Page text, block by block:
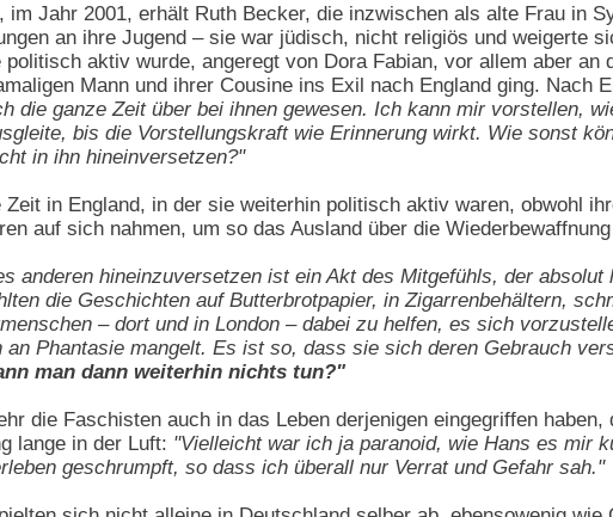
im Jahr 2001, erhält Ruth Becker, die inzwischen als alte Frau in
an ihre Jugend – sie war jüdisch, nicht religiös und weigerte
aktiv wurde, angeregt von Dora Fabian, vor allem aber
Mann und ihrer Cousine ins Exil nach England ging. Nach
die ganze Zeit über bei ihnen gewesen. Ich kann mir vorstellen,
bis die Vorstellungskraft wie Erinnerung wirkt. Wie sonst
in ihn hineinversetzen?"
in England, in der sie weiterhin politisch aktiv waren, obwohl
auf sich nahmen, um so das Ausland über die
anderen hineinzuversetzen ist ein Akt des Mitgefühls, der
die Geschichten auf Butterbrotpapier, in Zigarrenbehältern,
– dort und in London – dabei zu helfen, es sich
Phantasie mangelt. Es ist so, dass sie sich deren Gebrauch
man dann weiterhin nichts tun?"
die Faschisten auch in das Leben derjenigen eingegriffen
lange in der Luft: "Vielleicht war ich ja paranoid, wie Hans es mir
geschrumpft, so dass ich überall nur Verrat und Gefahr sah."